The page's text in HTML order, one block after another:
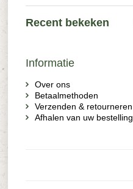
Recent bekeken
Informatie
Over ons
Betaalmethoden
Verzenden & retourneren
Afhalen van uw bestelling